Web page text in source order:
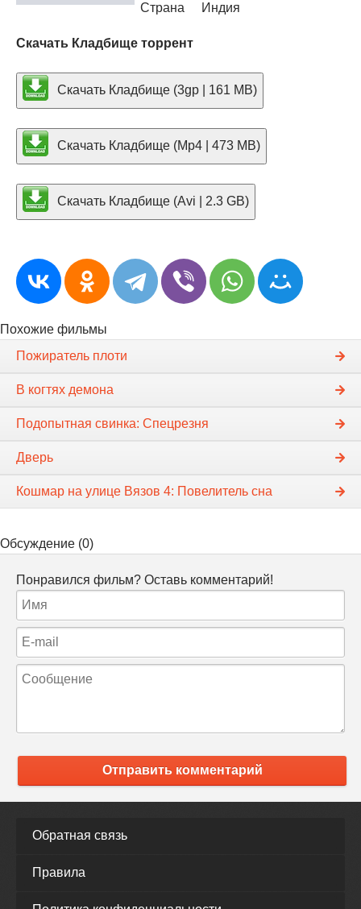
Страна
Индия
Скачать Кладбище торрент
Скачать Кладбище (3gp | 161 MB)
Скачать Кладбище (Mp4 | 473 MB)
Скачать Кладбище (Avi | 2.3 GB)
Похожие фильмы
Пожиратель плоти
В когтях демона
Подопытная свинка: Спецрезня
Дверь
Кошмар на улице Вязов 4: Повелитель сна
Обсуждение (0)
Понравился фильм? Оставь комментарий!
Отправить комментарий
Обратная связь
Правила